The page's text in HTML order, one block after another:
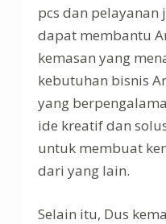
pcs dan pelayanan
dapat membantu
kemasan yang
kebutuhan bisnis
yang
ide kreatif dan
untuk membuat
dari yang lain.
Selain itu, Dus